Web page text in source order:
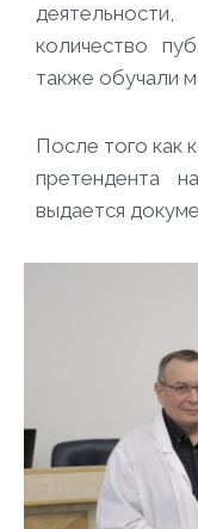
количество
также обучали
После того как
претендента
выдается